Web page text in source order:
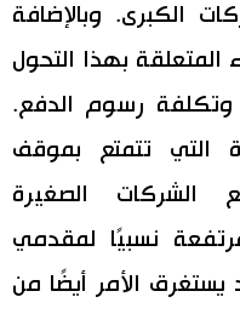
الكبرى. وبالإضافة
المتعلقة بهذا التحول
رسوم الدفع.
التي تتمتع بموقف
الصغيرة
نسبيًا لمقدمي
الأمر أيضًا من